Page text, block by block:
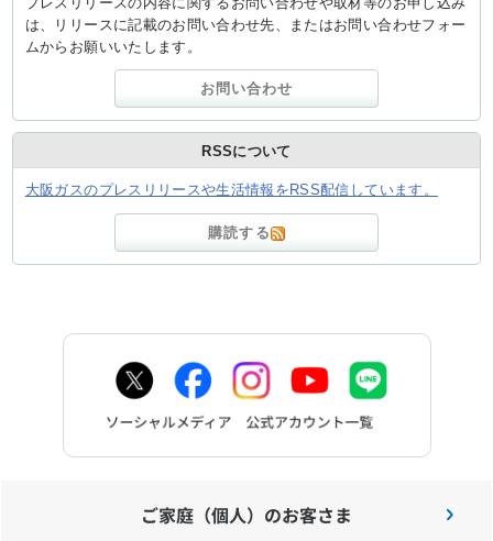
は、リリースに記載のお問い合わせ先、またはお問い合わせフォー
ムからお願いいたします。
お問い合わせ
RSSについて
大阪ガスのプレスリリースや生活情報をRSS配信しています。
購読する
ご家庭（個人）のお客さま